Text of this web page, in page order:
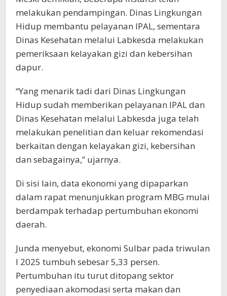
melakukan pendampingan. Dinas Lingkungan
Hidup membantu pelayanan IPAL, sementara
Dinas Kesehatan melalui Labkesda melakukan
pemeriksaan kelayakan gizi dan kebersihan
dapur.
“Yang menarik tadi dari Dinas Lingkungan
Hidup sudah memberikan pelayanan IPAL dan
Dinas Kesehatan melalui Labkesda juga telah
melakukan penelitian dan keluar rekomendasi
berkaitan dengan kelayakan gizi, kebersihan
dan sebagainya,” ujarnya.
Di sisi lain, data ekonomi yang dipaparkan
dalam rapat menunjukkan program MBG mulai
berdampak terhadap pertumbuhan ekonomi
daerah.
Junda menyebut, ekonomi Sulbar pada triwulan
I 2025 tumbuh sebesar 5,33 persen.
Pertumbuhan itu turut ditopang sektor
penyediaan akomodasi serta makan dan